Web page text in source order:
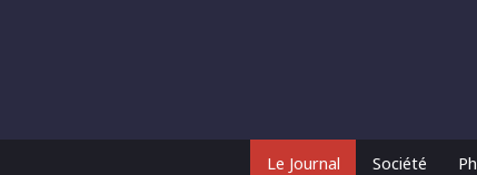
Le Journal Société